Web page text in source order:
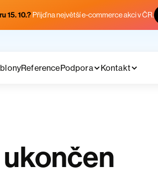
15. 10.? Přijď na největší e-commerce akci v ČR.
ReferencePodpora Kontakt